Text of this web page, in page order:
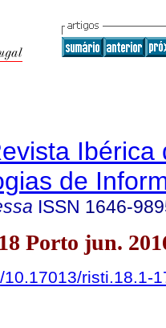
Ibérica
de
ISSN 1646-
Porto jun.
risti.18.1-